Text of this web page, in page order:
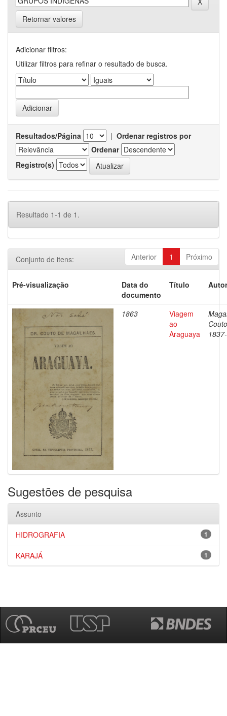
Retornar valores
Adicionar filtros:
Utilizar filtros para refinar o resultado de busca.
Resultados/Página | Ordenar registros por
Ordenar
Registro(s)
Resultado 1-1 de 1.
Anterior 1 Próximo
Conjunto de itens:
Pré-visualização
Data do
documento
Título
1863
Viagem
ao
Araguaya
Sugestões de pesquisa
Assunto
1
HIDROGRAFIA
1
KARAJÁ